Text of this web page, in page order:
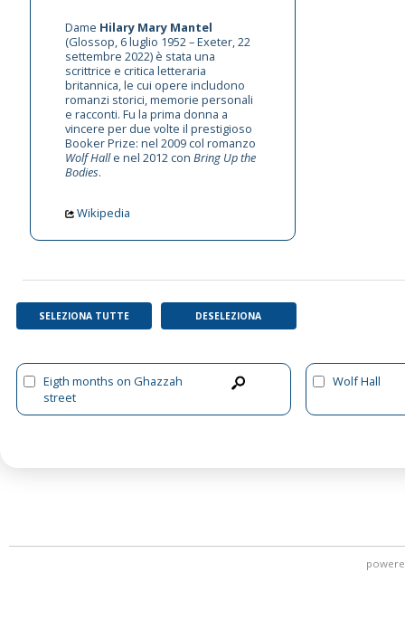
Dame Hilary Mary Mantel
(Glossop, 6 luglio 1952 – Exeter, 22
settembre 2022) è stata una
scrittrice e critica letteraria
britannica, le cui opere includono
romanzi storici, memorie personali
e racconti. Fu la prima donna a
vincere per due volte il prestigioso
Booker Prize: nel 2009 col romanzo
Wolf Halle nel 2012 conBring Up the
Bodies.
Wikipedia
SELEZIONA TUTTE DESELEZIONA
Eigth months on Ghazzah
street
Wolf Hall